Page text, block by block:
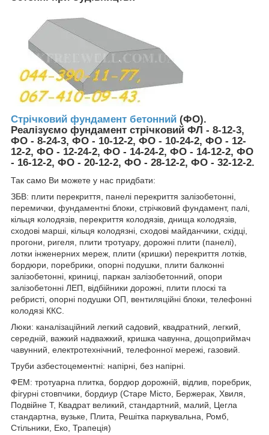
Стрічковий фундамент бетонний (ФО).
Реалізуємо фундамент стрічковий ФЛ - 8-12-3,
ФО - 8-24-3, ФО - 10-12-2, ФО - 10-24-2, ФО - 12-
12-2, ФО - 12-24-2, ФО - 14-24-2, ФО - 14-12-2, ФО
- 16-12-2, ФО - 20-12-2, ФО - 28-12-2, ФО - 32-12-2.
Так само Ви можете у нас придбати:
ЗБВ: плити перекриття, панелі перекриття залізобетонні,
перемички, фундаментні блоки, стрічковий фундамент, палі,
кільця колодязів, перекриття колодязів, днища колодязів,
сходові марші, кільця колодязні, сходові майданчики, східці,
прогони, ригеля, плити тротуару, дорожні плити (панелі),
лотки інженерних мереж, плити (кришки) перекриття лотків,
бордюри, поребрики, опорні подушки, плити балконні
залізобетонні, криниці, паркан залізобетонний, опори
залізобетонні ЛЕП, відбійники дорожні, плити плоскі та
ребристі, опорні подушки ОП, вентиляційні блоки, телефонні
колодязі ККС.
Люки: каналізаційний легкий садовий, квадратний, легкий,
середній, важкий надважкий, кришка чавунна, дощоприймач
чавунний, електротехнічний, телефонної мережі, газовий.
Труби азбестоцементні: напірні, без напірні.
ФЕМ: тротуарна плитка, бордюр дорожній, відлив, поребрик,
фігурні стовпчики, бордиур (Старе Місто, Бержерак, Хвиля,
Подвійне Т, Квадрат великий, стандартний, малий, Цегла
стандартна, вузьке, Плита, Решітка паркувальна, Ромб,
Стільники, Еко, Трапеція)